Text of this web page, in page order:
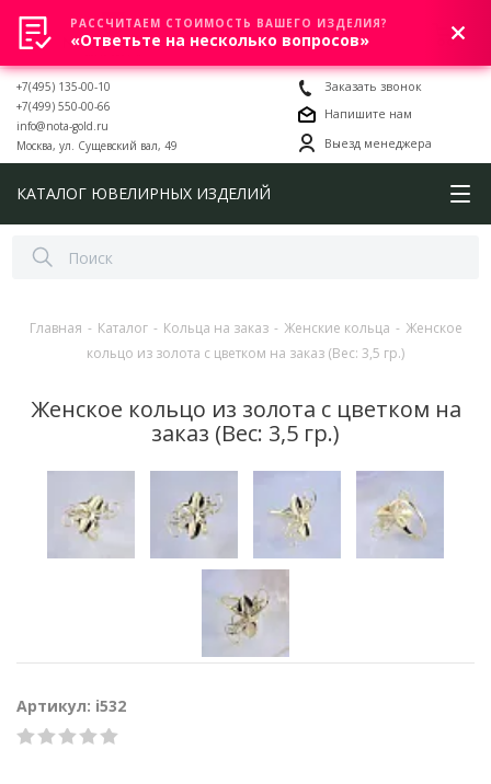
0
+7(495) 135-00-10
+7(499) 550-00-66
info@nota-gold.ru
Москва, ул. Сущевский вал, 49
Заказать звонок
Напишите нам
Выезд менеджера
КАТАЛОГ ЮВЕЛИРНЫХ ИЗДЕЛИЙ
Главная - Каталог - Кольца на заказ - Женские кольца - Женское
кольцо из золота с цветком на заказ (Вес: 3,5 гр.)
Женское кольцо из золота с цветком на
заказ (Вес: 3,5 гр.)
Артикул: i532
РАССЧИТАЕМ СТОИМОСТЬ ВАШЕГО ИЗДЕЛИЯ?
«Ответьте на несколько вопросов»